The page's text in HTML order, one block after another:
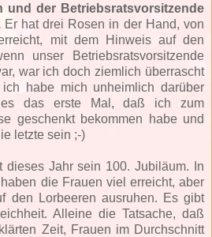
und der Betriebsratsvorsitzende
Er hat drei Rosen in der Hand, von
mit dem Hinweis auf den
unser Betriebsratsvorsitzende
war ich doch ziemlich überrascht
habe mich unheimlich darüber
es das erste Mal, daß ich zum
geschenkt bekommen habe und
letzte sein ;-)
dieses Jahr sein 100. Jubiläum. In
die Frauen viel erreicht, aber
den Lorbeeren ausruhen. Es gibt
Alleine die Tatsache, daß
Zeit, Frauen im Durchschnitt